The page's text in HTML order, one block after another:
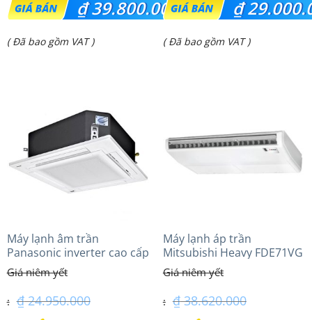
gốc
là:
₫39.800.000
Giá
₫ 39.800.000.
( Đã bao gồm VAT )
gốc
là:
₫
Giá
₫ 29.000.000.
( Đã bao gồm VAT )
Máy lạnh âm trần
Panasonic inverter cao cấp
(2.0 Hp) S-1821PU3HA/U-
18PRH1H5
₫24.950.000
Máy lạnh áp trần
Mitsubishi Heavy FDE71VG
(3.0Hp) Tiêu chuẩn
₫38.620.000